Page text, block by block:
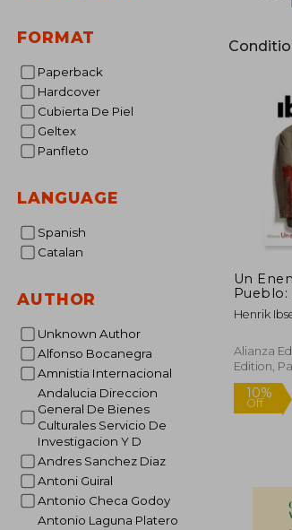
FORMAT
Paperback
Hardcover
Cubierta De Piel
Geltex
Panfleto
LANGUAGE
Spanish
Catalan
AUTHOR
Unknown Author
Alfonso Bocanegra
Amnistia Internacional
Andalucia Direccion
General De Bienes
Culturales Servicio De
Investigacion Y D
Andres Sanchez Diaz
Antoni Guiral
Antonio Checa Godoy
Antonio Laguna Platero
Un
Pueblo:
Cinco
Spanish)
Henrik
Alianza
Edition,